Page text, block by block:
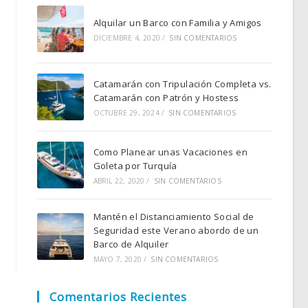
Alquilar un Barco con Familia y Amigos
DICIEMBRE 4, 2020 / SIN COMENTARIOS
Catamarán con Tripulación Completa vs.
Catamarán con Patrón y Hostess
OCTUBRE 29, 2024 / SIN COMENTARIOS
Como Planear unas Vacaciones en
Goleta por Turquía
ABRIL 22, 2020 / SIN COMENTARIOS
Mantén el Distanciamiento Social de
Seguridad este Verano abordo de un
Barco de Alquiler
MAYO 7, 2020 / SIN COMENTARIOS
Comentarios Recientes